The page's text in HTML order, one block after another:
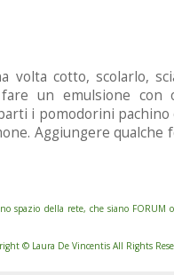
cotto, scolarlo,
un emulsione con
i pomodorini
Aggiungere
della rete, che siano FORUM
© Laura De Vincentis All Rights